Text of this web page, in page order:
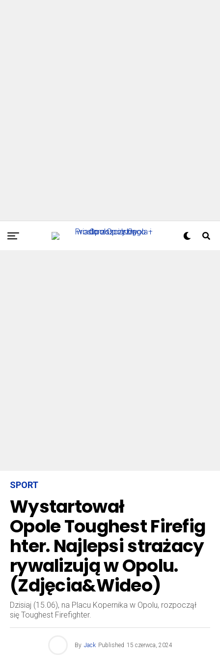
SPORT
Wystartował
Opole Toughest Firefig
hter. Najlepsi strażacy
rywalizują w Opolu.
(Zdjęcia&Wideo)
Dzisiaj (15.06), na Placu Kopernika w Opolu, rozpoczął
się Toughest Firefighter.
By Jack Published 15 czerwca, 2024